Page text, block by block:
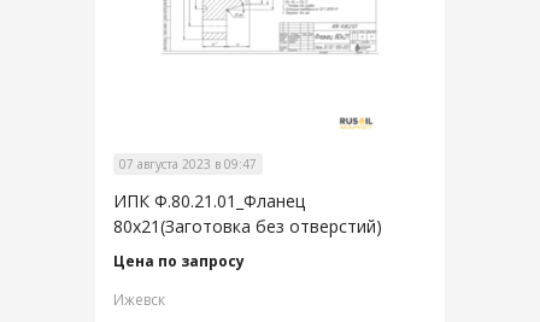
07 августа 2023 в 09:47
ИПК Ф.80.21.01_Фланец
80х21(Заготовка без отверстий)
Цена по запросу
Ижевск